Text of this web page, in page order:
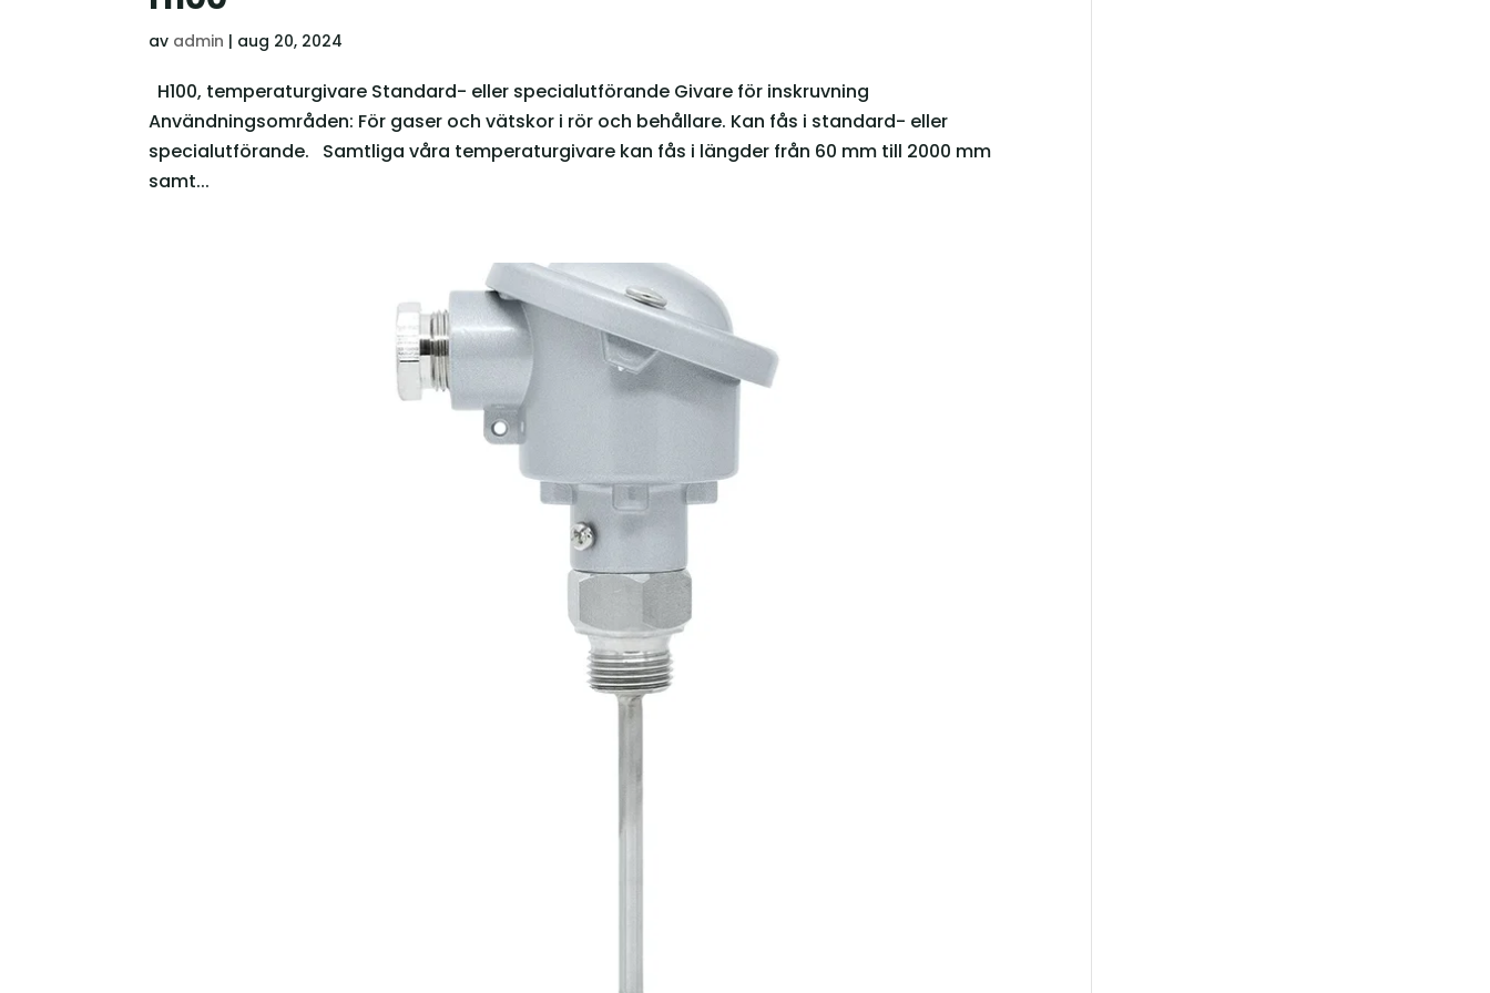
av admin | aug 20, 2024
H100, temperaturgivare Standard- eller specialutförande Givare för inskruvning
Användningsområden: För gaser och vätskor i rör och behållare. Kan fås i standard- eller
specialutförande. Samtliga våra temperaturgivare kan fås i längder från 60 mm till 2000 mm
samt...